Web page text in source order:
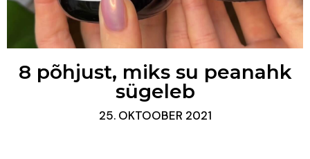
8 põhjust, miks su peanahk
sügeleb
25. OKTOOBER 2021